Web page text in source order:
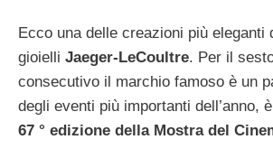
Ecco una delle creazioni più eleganti
gioielli Jaeger-LeCoultre. Per il
consecutivo il marchio famoso è un
degli eventi più importanti dell’anno,
67 ° edizione della Mostra del